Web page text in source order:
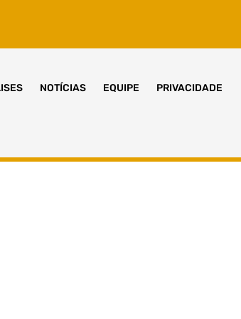
NOTÍCIAS EQUIPE PRIVACIDADE